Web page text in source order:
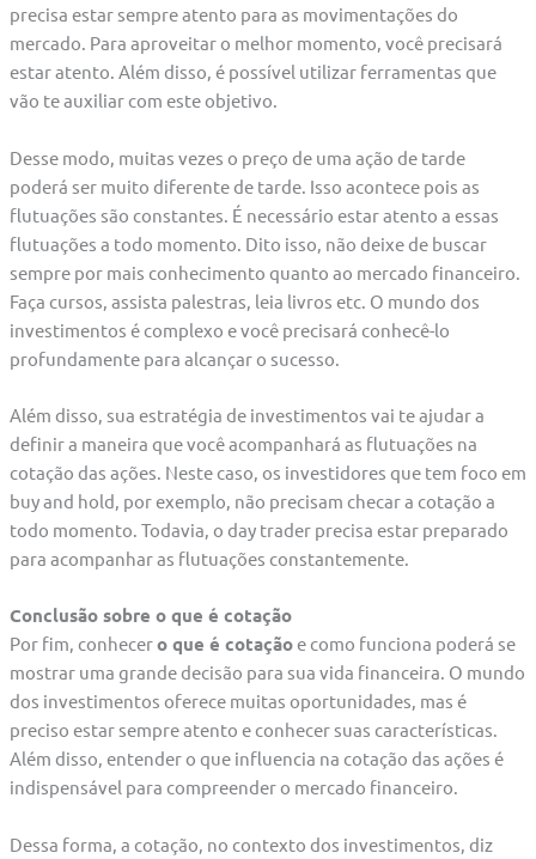
precisa estar sempre atento para as movimentações do
mercado. Para aproveitar o melhor momento, você precisará
estar atento. Além disso, é possível utilizar ferramentas que
vão te auxiliar com este objetivo.
Desse modo, muitas vezes o preço de uma ação de tarde
poderá ser muito diferente de tarde. Isso acontece pois as
flutuações são constantes. É necessário estar atento a essas
flutuações a todo momento. Dito isso, não deixe de buscar
sempre por mais conhecimento quanto ao mercado financeiro.
Faça cursos, assista palestras, leia livros etc. O mundo dos
investimentos é complexo e você precisará conhecê-lo
profundamente para alcançar o sucesso.
Além disso, sua estratégia de investimentos vai te ajudar a
definir a maneira que você acompanhará as flutuações na
cotação das ações. Neste caso, os investidores que tem foco em
buy and hold, por exemplo, não precisam checar a cotação a
todo momento. Todavia, o day trader precisa estar preparado
para acompanhar as flutuações constantemente.
Conclusão sobre o que é cotação
Por fim, conhecero que é cotaçãoe como funciona poderá se
mostrar uma grande decisão para sua vida financeira. O mundo
dos investimentos oferece muitas oportunidades, mas é
preciso estar sempre atento e conhecer suas características.
Além disso, entender o que influencia na cotação das ações é
indispensável para compreender o mercado financeiro.
Dessa forma, a cotação, no contexto dos investimentos, diz